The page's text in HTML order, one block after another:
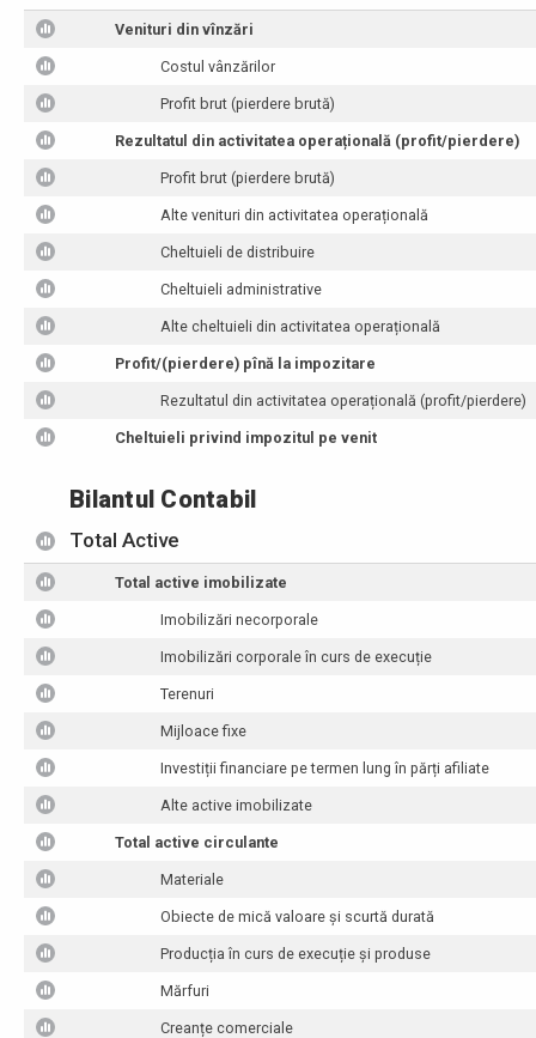
Venituri din vînzări
Costul vânzărilor
Profit brut (pierdere brută)
Rezultatul din activitatea operațională (profit/pierdere)
Profit brut (pierdere brută)
Alte venituri din activitatea operațională
Cheltuieli de distribuire
Cheltuieli administrative
Alte cheltuieli din activitatea operațională
Profit/(pierdere) pînă la impozitare
Rezultatul din activitatea operațională (profit/pierdere)
Cheltuieli privind impozitul pe venit
Bilantul Contabil
Total Active
Total active imobilizate
Imobilizări necorporale
Imobilizări corporale în curs de execuție
Terenuri
Mijloace fixe
Investiții financiare pe termen lung în părți afiliate
Alte active imobilizate
Total active circulante
Materiale
Obiecte de mică valoare și scurtă durată
Producția în curs de execuție și produse
Mărfuri
Creanțe comerciale